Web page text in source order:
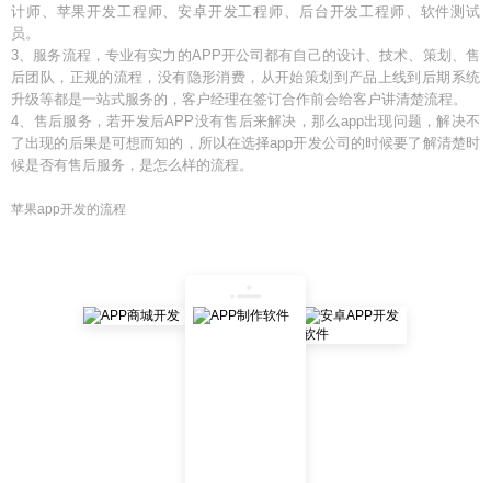
计师、苹果开发工程师、安卓开发工程师、后台开发工程师、软件测试
员。
3、服务流程，专业有实力的APP开公司都有自己的设计、技术、策划、售
后团队，正规的流程，没有隐形消费，从开始策划到产品上线到后期系统
升级等都是一站式服务的，客户经理在签订合作前会给客户讲清楚流程。
4、售后服务，若开发后APP没有售后来解决，那么app出现问题，解决不
了出现的后果是可想而知的，所以在选择app开发公司的时候要了解清楚时
候是否有售后服务，是怎么样的流程。
苹果app开发的流程